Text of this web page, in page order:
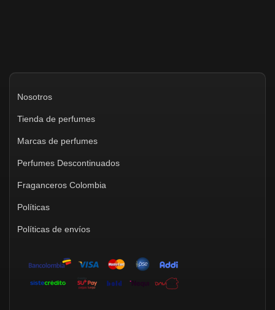
Nosotros
Tienda de perfumes
Marcas de perfumes
Perfumes Descontinuados
Fraganceros Colombia
Políticas
Políticas de envíos